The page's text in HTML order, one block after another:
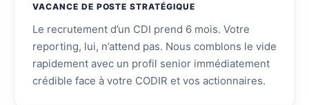
VACANCE DE POSTE STRATÉGIQUE
Le recrutement d’un CDI prend 6 mois. Votre
reporting, lui, n’attend pas. Nous comblons le vide
rapidement avec un profil senior immédiatement
crédible face à votre CODIR et vos actionnaires.